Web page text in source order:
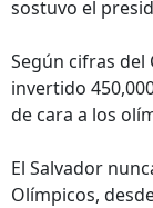
sostuvo el
Según cifras del
invertido
de cara a los
El Salvador
Olímpicos,